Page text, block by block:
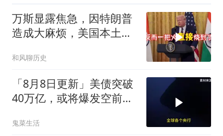
万斯显露焦急，因特朗普
造成大麻烦，美国本土有
和风聊历史
「8月8日更新」美债突破
40万亿，或将爆发空前金
鬼菜生活